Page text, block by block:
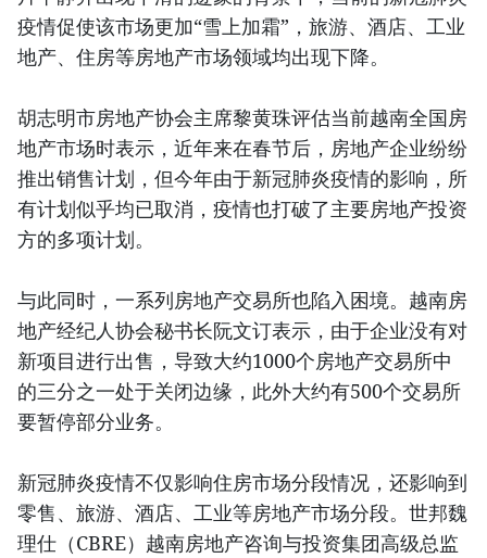
疫情促使该市场更加“雪上加霜”，旅游、酒店、工业
地产、住房等房地产市场领域均出现下降。
胡志明市房地产协会主席黎黄珠评估当前越南全国房
地产市场时表示，近年来在春节后，房地产企业纷纷
推出销售计划，但今年由于新冠肺炎疫情的影响，所
有计划似乎均已取消，疫情也打破了主要房地产投资
方的多项计划。
与此同时，一系列房地产交易所也陷入困境。越南房
地产经纪人协会秘书长阮文订表示，由于企业没有对
新项目进行出售，导致大约1000个房地产交易所中
的三分之一处于关闭边缘，此外大约有500个交易所
要暂停部分业务。
新冠肺炎疫情不仅影响住房市场分段情况，还影响到
零售、旅游、酒店、工业等房地产市场分段。世邦魏
理仕（CBRE）越南房地产咨询与投资集团高级总监